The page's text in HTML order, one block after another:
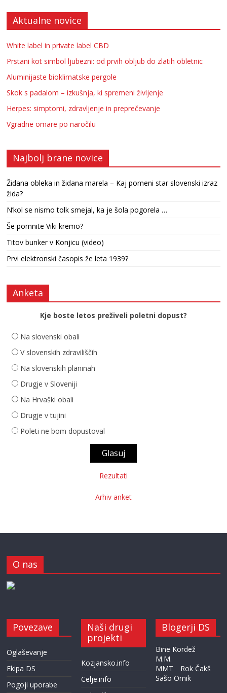
Aktualne novice
White label in private label CBD
Prstani kot simbol ljubezni: od prvih obljub do zlatih obletnic
Aluminijaste bioklimatske pergole
Skok s padalom – izkušnja, ki spremeni življenje
Herpes: simptomi, zdravljenje in preprečevanje
Vgradne omare po naročilu
Najbolj brane novice
Židana obleka in židana marela – Kaj pomeni star slovenski izraz
žida?
N’kol se nismo tolk smejal, ka je šola pogorela …
Še pomnite Viki kremo?
Titov bunker v Konjicu (video)
Prvi elektronski časopis že leta 1939?
Anketa
Kje boste letos preživeli poletni dopust?
Na slovenski obali
V slovenskih zdraviliščih
Na slovenskih planinah
Drugje v Sloveniji
Na Hrvaški obali
Drugje v tujini
Poleti ne bom dopustoval
Rezultati
Arhiv anket
O nas
Povezave
Oglaševanje
Ekipa DS
Pogoji uporabe
Naši drugi
projekti
Kozjansko.info
Celje.info
Blogerji DS
Bine Kordež
M.M.
MMT
Rok Čakš
Sašo Ornik